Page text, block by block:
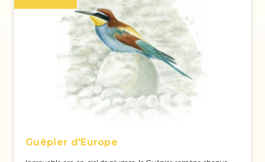
Guêpier d'Europe